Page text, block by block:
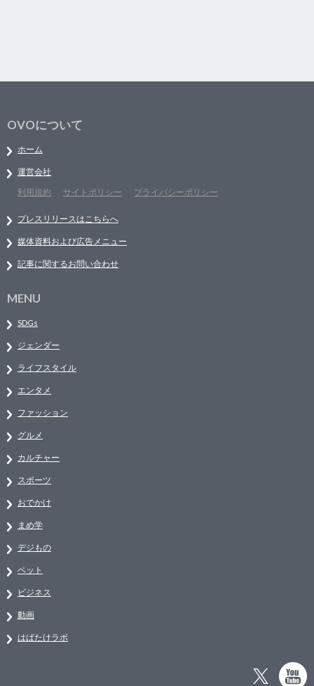
OVOについて
ホーム
運営会社
利用規約
サイトポリシー プライバシーポリシー
プレスリリースはこちらへ
媒体資料および広告メニュー
記事に関するお問い合わせ
MENU
SDGs
ジェンダー
ライフスタイル
エンタメ
ファッション
グルメ
カルチャー
スポーツ
おでかけ
まめ学
デジもの
ペット
ビジネス
動画
はばたけラボ